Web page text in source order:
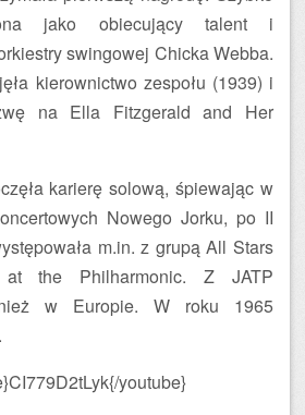
jako obiecujący talent i
swingowej Chicka Webba.
kierownictwo zespołu (1939) i
na Ella Fitzgerald and Her
karierę solową, śpiewając w
Nowego Jorku, po II
m.in. z grupą All Stars
the Philharmonic. Z JATP
w Europie. W roku 1965
youtube}